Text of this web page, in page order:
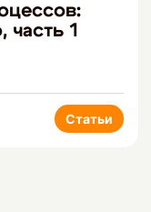
1
Статьи